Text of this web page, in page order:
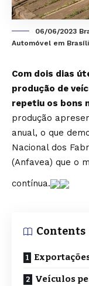
06/06/2023
Automóvel em
Com dois dias
produção de
repetiu os bons
produção
anual, o que
Nacional dos
(Anfavea) que o
contínua.
Contents
Veículos